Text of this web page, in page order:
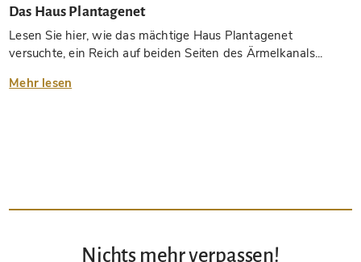
Das Haus Plantagenet
Lesen Sie hier, wie das mächtige Haus Plantagenet
versuchte, ein Reich auf beiden Seiten des Ärmelkanals...
Mehr lesen
Nichts mehr verpassen!